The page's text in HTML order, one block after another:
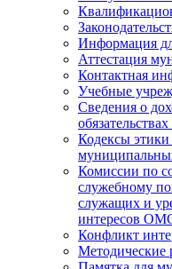
Информация
Аттестация
Контактная
Учебные
Сведения о
Кодексы
Комиссии по
служебному
служащих и
интересов
Конфликт
Методические